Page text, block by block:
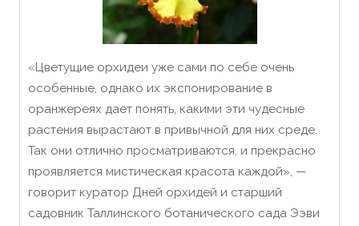
«Цветущие орхидеи уже сами по себе очень
особенные, однако их экспонирование в
оранжереях дает понять, какими эти чудесные
растения вырастают в привычной для них среде.
Так они отлично просматриваются, и прекрасно
проявляется мистическая красота каждой», —
говорит куратор Дней орхидей и старший
садовник Таллинского ботанического сада Ээви